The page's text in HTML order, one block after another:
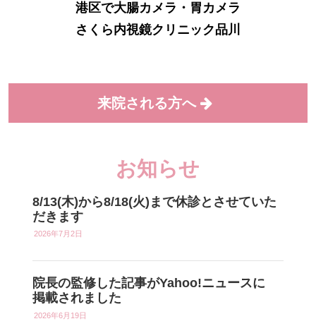
港区で大腸カメラ・胃カメラ
さくら内視鏡クリニック品川
来院される方へ
お知らせ
8/13(木)から8/18(火)まで休診とさせていた
だきます
2026年7月2日
院長の監修した記事がYahoo!ニュースに
掲載されました
2026年6月19日